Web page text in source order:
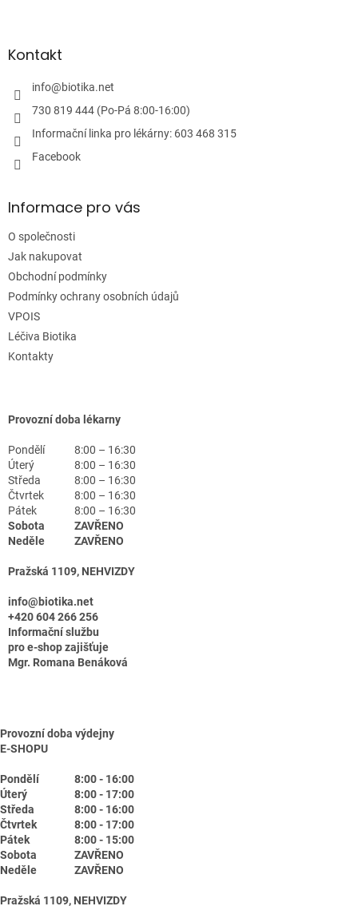
p
i
s
aKontakt
info@biotika.net
730 819 444 (Po-Pá 8:00-16:00)
Informační linka pro lékárny: 603 468 315
Facebook
Informace pro vás
O společnosti
Jak nakupovat
Obchodní podmínky
Podmínky ochrany osobních údajů
VPOIS
Léčiva Biotika
Kontakty
Provozní doba lékarny
Pondělí
8:00 – 16:30
Úterý
8:00 – 16:30
Středa
8:00 – 16:30
Čtvrtek
8:00 – 16:30
Pátek
8:00 – 16:30
Sobota
ZAVŘENO
Neděle
ZAVŘENO
Pražská 1109, NEHVIZDY
info@biotika.net
+420 604 266 256
Informační službu
pro e-shop zajišťuje
Mgr. Romana Benáková
Provozní doba výdejny
E-SHOPU
Pondělí
8:00 - 16:00
Úterý
8:00 - 17:00
Středa
8:00 - 16:00
Čtvrtek
8:00 - 17:00
Pátek
8:00 - 15:00
Sobota
ZAVŘENO
Neděle
ZAVŘENO
Pražská 1109, NEHVIZDY